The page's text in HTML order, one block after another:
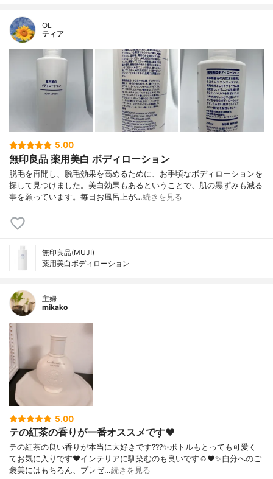
OL
ティア
5.00
無印良品 薬用美白 ボディローション
脱毛を再開し、脱毛効果を高めるために、お手頃なボディローションを
探して見つけました。美白効果もあるということで、肌の黒ずみも減る
事を願っています。毎日お風呂上が…続きを見る
無印良品(MUJI)
薬用美白ボディローション
主婦
mikako
5.00
テの紅茶の香りが一番オススメです❤️
テの紅茶の良い香りが本当に大好きです???✨ボトルもとっても可愛く
てお気に入りです❤️インテリアに馴染むのも良いです☺️❤️✨自分へのご
褒美にはもちろん、プレゼ…続きを見る